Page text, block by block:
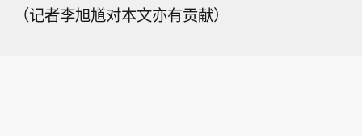
（记者李旭馗对本文亦有贡献）